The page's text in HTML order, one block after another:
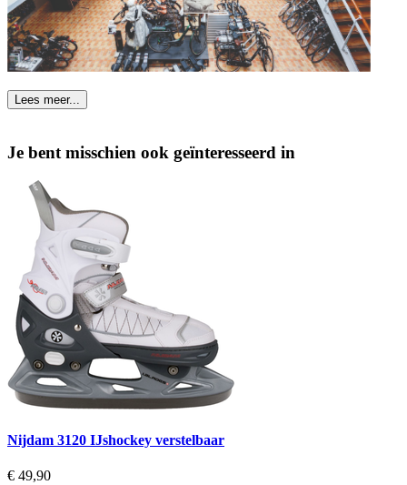
Lees meer...
Je bent misschien ook geïnteresseerd in
Nijdam 3120 IJshockey verstelbaar
Prijs
€ 49,90